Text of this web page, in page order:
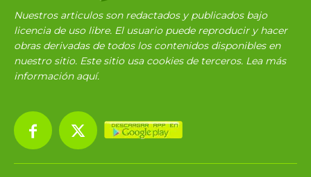
Nuestros articulos son redactados y publicados bajo
licencia de uso libre. El usuario puede reproducir y hacer
obras derivadas de todos los contenidos disponibles en
nuestro sitio. Este sitio usa cookies de terceros. Lea más
información aquí.